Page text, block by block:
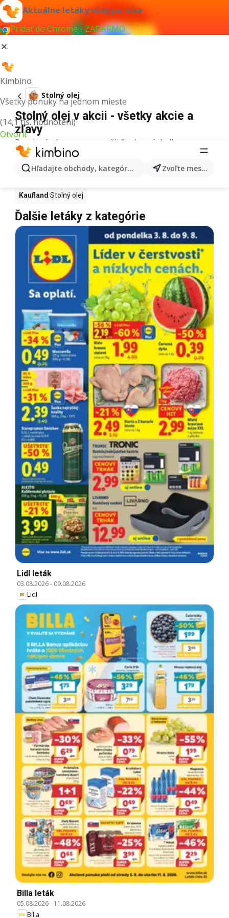
Aktuálne letáky vždy po ruke
Pridať do Chrome - ZADARMO
Kimbino
Všetky ponuky na jednom mieste
(14,1 tis. hodnotení)
Otvoriť
Hľadajte obchody, kategórie, produkty... Zvoľte mesto
Stolný olej
Stolný olej v akcii - všetky akcie a
zľavy
Pre daný výraz sme nenašli žiadne výsledky.
Stolný olej v akcii - Kde kúpiť?
Tesco Stolný olej Lidl Stolný olej
Kaufland Stolný olej
Ďalšie letáky z kategórie
Lidl leták
03.08.2026- 09.08.2026
Lidl
Billa leták
05.08.2026- 11.08.2026
Billa